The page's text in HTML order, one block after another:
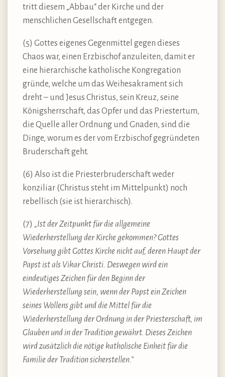
tritt diesem „Abbau“ der Kirche und der
menschlichen Gesellschaft entgegen.
(5) Gottes eigenes Gegenmittel gegen dieses
Chaos war, einen Erzbischof anzuleiten, damit er
eine hierarchische katholische Kongregation
gründe, welche um das Weihesakrament sich
dreht – und Jesus Christus, sein Kreuz, seine
Königsherrschaft, das Opfer und das Priestertum,
die Quelle aller Ordnung und Gnaden, sind die
Dinge, worum es der vom Erzbischof gegründeten
Bruderschaft geht.
(6) Also ist die Priesterbruderschaft weder
konziliar (Christus steht im Mittelpunkt) noch
rebellisch (sie ist hierarchisch).
(7) „Ist der Zeitpunkt für die allgemeine
Wiederherstellung der Kirche gekommen? Gottes
Vorsehung gibt Gottes Kirche nicht auf, deren Haupt der
Papst ist als Vikar Christi. Deswegen wird ein
eindeutiges Zeichen für den Beginn der
Wiederherstellung sein, wenn der Papst ein Zeichen
seines Wollens gibt und die Mittel für die
Wiederherstellung der Ordnung in der Priesterschaft, im
Glauben und in der Tradition gewährt. Dieses Zeichen
wird zusätzlich die nötige katholische Einheit für die
Familie der Tradition sicherstellen.“